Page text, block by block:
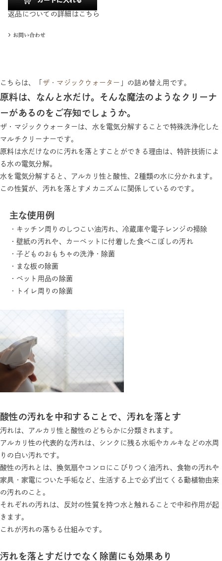
返品についての詳細はこちら
こちらは、「 ザ・マジックウォーター 」の詰め替え用です。
原料は、なんと水だけ。そんな魔法のようなクリーナ
ーがあるのをご存知でしょうか。
ザ・マジックウォーターは、水を電気分解することで特殊洗浄化した
マルチクリーナーです。
原料は水だけなのに汚れを落とすことができる理由は、特許技術によ
る水の電気分解。
水を電気分解すると、アルカリ性と酸性、2種類の水に分かれます。
この性質が、汚れを落とすメカニズムに関係しているのです。
主な使用例
・キッチン周りのしつこい油汚れ、冷蔵庫や電子レンジの掃除
・壁紙の汚れや、カーペットに付着した食べこぼしの汚れ
・子どものおもちゃの洗浄・除菌
・まな板の除菌
・ペット用品の除菌
・トイレ周りの除菌
酸性の汚れを中和することで、汚れを落とす
汚れは、アルカリ性と酸性のどちらかに分類されます。
アルカリ性の代表的な汚れは、シンクに残る水垢やカルキなどの水周
りの白い汚れです。
酸性の汚れとは、換気扇やコンロにこびりつく油汚れ、食物の汚れや
家具・家電についた手垢など、生活する上で必ず出てくる動植物由来
の汚れのこと。
それぞれの汚れは、反対の性質を持つ水と触れることで中和作用が起
きます。
これが汚れの落ちる仕組みです。
汚れを落とすだけでなく除菌にも効果あり